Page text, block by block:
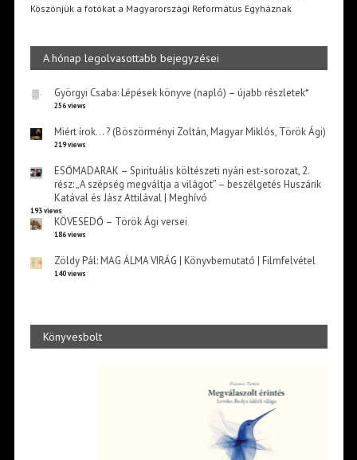
Köszönjük a fotókat a Magyarországi Református Egyháznak
A hónap legolvasottabb bejegyzései
Györgyi Csaba: Lépések könyve (napló) – újabb részletek*
256 views
Miért írok… ? (Böszörményi Zoltán, Magyar Miklós, Török Ági)
219 views
ESŐMADARAK – Spirituális költészeti nyári est-sorozat, 2.
rész: „A szépség megváltja a világot” – beszélgetés Huszárik
Katával és Jász Attilával | Meghívó
193 views
KÖVESEDŐ – Török Ági versei
186 views
Zöldy Pál: MAG ÁLMA VIRÁG | Könyvbemutató | Filmfelvétel
140 views
Könyvesbolt